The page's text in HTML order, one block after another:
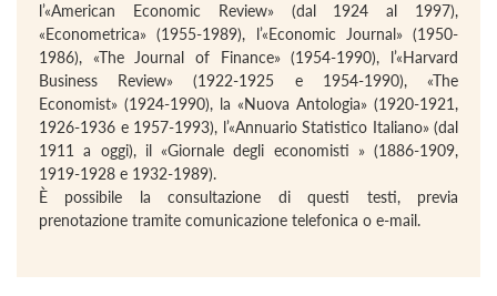
l’«American Economic Review» (dal 1924 al 1997),
«Econometrica» (1955-1989), l’«Economic Journal» (1950-
1986), «The Journal of Finance» (1954-1990), l’«Harvard
Business Review» (1922-1925 e 1954-1990), «The
Economist» (1924-1990), la «Nuova Antologia» (1920-1921,
1926-1936 e 1957-1993), l’«Annuario Statistico Italiano» (dal
1911 a oggi), il «Giornale degli economisti » (1886-1909,
1919-1928 e 1932-1989).
È possibile la consultazione di questi testi, previa
prenotazione tramite comunicazione telefonica o e-mail.